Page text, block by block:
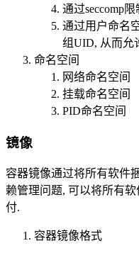
通过seccomp
通过用户命名
组UID, 从而允
命名空间
网络命名空间
挂载命名空间
PID命名空间
镜像
容器镜像通过将所有软件
赖管理问题, 可以将所有
付.
容器镜像格式